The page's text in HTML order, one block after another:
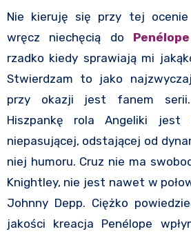
Nie kieruję się przy tej ocenie
wręcz niechęcią do
rzadko kiedy sprawiają mi
Stwierdzam to jako
przy okazji jest fanem
Hiszpankę rola Angeliki jest
niepasującej, odstającej od
niej humoru. Cruz nie ma
Knightley, nie jest nawet w
Johnny Depp. Ciężko
jakości kreacja Penélope